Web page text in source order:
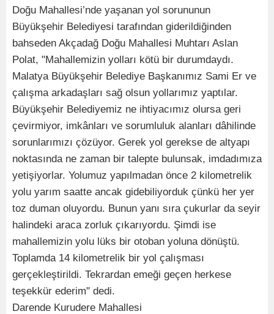
Doğu Mahallesi’nde yaşanan yol sorununun
Büyükşehir Belediyesi tarafından giderildiğinden
bahseden Akçadağ Doğu Mahallesi Muhtarı Aslan
Polat, "Mahallemizin yolları kötü bir durumdaydı.
Malatya Büyükşehir Belediye Başkanımız Sami Er ve
çalışma arkadaşları sağ olsun yollarımız yaptılar.
Büyükşehir Belediyemiz ne ihtiyacımız olursa geri
çevirmiyor, imkânları ve sorumluluk alanları dâhilinde
sorunlarımızı çözüyor. Gerek yol gerekse de altyapı
noktasında ne zaman bir talepte bulunsak, imdadımıza
yetişiyorlar. Yolumuz yapılmadan önce 2 kilometrelik
yolu yarım saatte ancak gidebiliyorduk çünkü her yer
toz duman oluyordu. Bunun yanı sıra çukurlar da seyir
halindeki araca zorluk çıkarıyordu. Şimdi ise
mahallemizin yolu lüks bir otoban yoluna dönüştü.
Toplamda 14 kilometrelik bir yol çalışması
gerçekleştirildi. Tekrardan emeği geçen herkese
teşekkür ederim" dedi.
Darende Kurudere Mahallesi